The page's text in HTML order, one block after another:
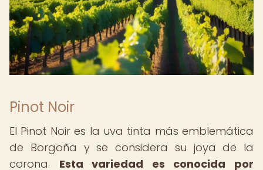
Pinot Noir
El Pinot Noir es la uva tinta más emblemática
de Borgoña y se considera su joya de la
corona. Esta variedad es conocida por